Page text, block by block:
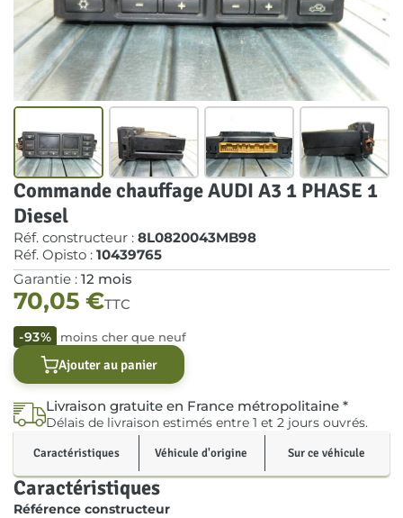
Commande chauffage AUDI A3 1 PHASE 1
Diesel
Réf. constructeur : 8L0820043MB98
Réf. Opisto : 10439765
Garantie : 12 mois
70,05 €TTC
-93% moins cher que neuf
Ajouter au panier
Livraison gratuite en France métropolitaine *
Délais de livraison estimés entre 1 et 2 jours ouvrés.
Caractéristiques Véhicule d'origine Sur ce véhicule
Caractéristiques
Référence constructeur